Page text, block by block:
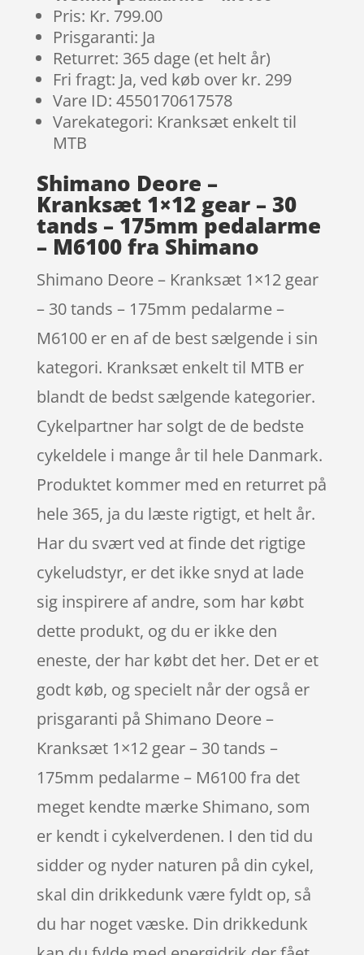
Pris: Kr. 799.00
Prisgaranti: Ja
Returret: 365 dage (et helt år)
Fri fragt: Ja, ved køb over kr. 299
Vare ID: 4550170617578
Varekategori: Kranksæt enkelt til
MTB
Shimano Deore –
Kranksæt 1×12 gear – 30
tands – 175mm pedalarme
– M6100 fra Shimano
Shimano Deore – Kranksæt 1×12 gear
– 30 tands – 175mm pedalarme –
M6100 er en af de best sælgende i sin
kategori. Kranksæt enkelt til MTB er
blandt de bedst sælgende kategorier.
Cykelpartner har solgt de de bedste
cykeldele i mange år til hele Danmark.
Produktet kommer med en returret på
hele 365, ja du læste rigtigt, et helt år.
Har du svært ved at finde det rigtige
cykeludstyr, er det ikke snyd at lade
sig inspirere af andre, som har købt
dette produkt, og du er ikke den
eneste, der har købt det her. Det er et
godt køb, og specielt når der også er
prisgaranti på Shimano Deore –
Kranksæt 1×12 gear – 30 tands –
175mm pedalarme – M6100 fra det
meget kendte mærke Shimano, som
er kendt i cykelverdenen. I den tid du
sidder og nyder naturen på din cykel,
skal din drikkedunk være fyldt op, så
du har noget væske. Din drikkedunk